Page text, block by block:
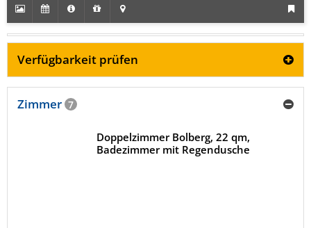
Verfügbarkeit prüfen
Zimmer 7
Doppelzimmer Bolberg, 22 qm,
Badezimmer mit Regendusche